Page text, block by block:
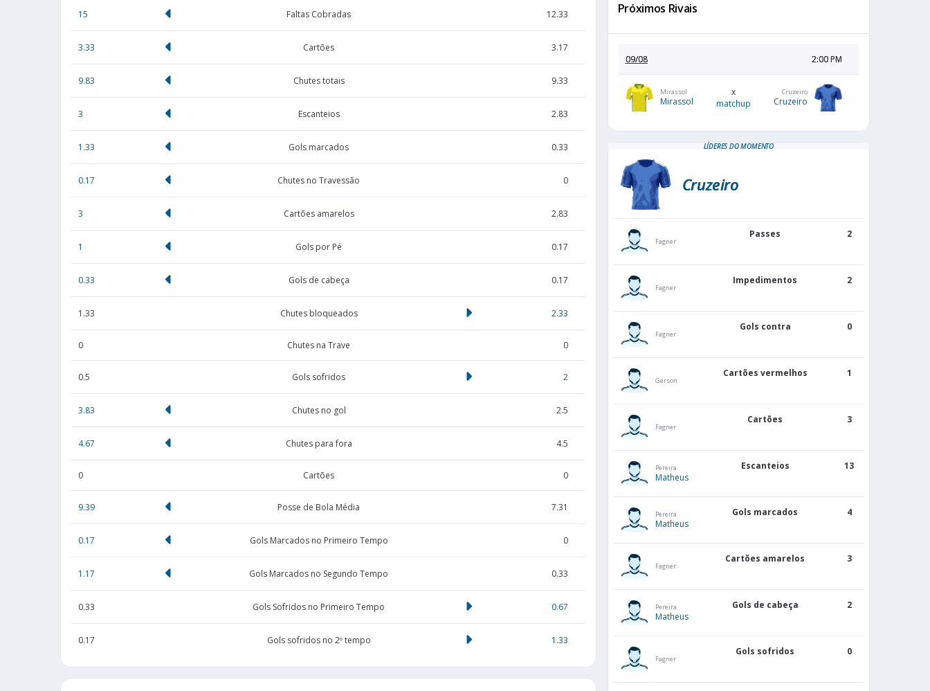
15 Faltas Cobradas 12.33
3.33 Cartões 3.17
9.83 Chutes totais 9.33
3 Escanteios 2.83
1.33 Gols marcados 0.33
0.17 Chutes no Travessão 0
3 Cartões amarelos 2.83
1 Gols por Pé 0.17
0.33 Gols de cabeça 0.17
1.33 Chutes bloqueados 2.33
0 Chutes na Trave 0
0.5 Gols sofridos 2
3.83 Chutes no gol 2.5
4.67 Chutes para fora 4.5
0 Cartões 0
9.39 Posse de Bola Média 7.31
0.17 Gols Marcados no Primeiro Tempo 0
1.17 Gols Marcados no Segundo Tempo 0.33
0.33 Gols Sofridos no Primeiro Tempo 0.67
0.17 Gols sofridos no 2º tempo 1.33
Próximos Rivais
09/08 2:00 PM
Mirassol
Mirassol
x
matchup
Cruzeiro
Cruzeiro
LÍDERES DO MOMENTO
Cruzeiro
Fagner
Passes 2
Fagner
Impedimentos 2
Fagner
Gols contra 0
Gerson
Cartões vermelhos 1
Fagner
Cartões 3
Pereira
Matheus
Escanteios 13
Pereira
Matheus
Gols marcados 4
Fagner
Cartões amarelos 3
Pereira
Matheus
Gols de cabeça 2
Fagner
Gols sofridos 0